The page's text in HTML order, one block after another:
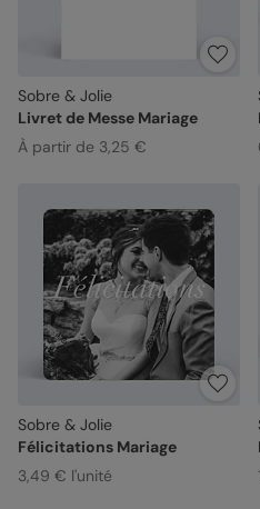
Sobre & Jolie
Livret de Messe Mariage
À partir de 3,25 €
Sobre & Jolie
Félicitations Mariage
3,49 € l'unité